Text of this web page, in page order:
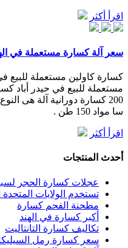
اقرأ أكثر
سعر آلة كسارة مستعملة في
سا مواد 150 طن .
اقرأ أكثر
أحدث المنتجات
عجلات كسارة الحجر
تستخدم الولايات المتحدة
مطحنة الفحم كسارة
أكبر كسارة في الهند
تكاليف كسارة التانتاليت
سعر كسارة رمل